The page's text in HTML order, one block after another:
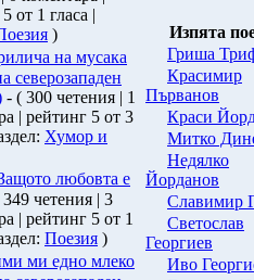
от 1 гласа |
)
на мусака
северозападен
- ( 300 четения | 1
| рейтинг 5 от 3
Хумор и
любовта е
четения | 3
| рейтинг 5 от 1
Поезия )
ми едно млеко
Изпята
Гриша
Красимир
Първанов
Краси
Митко
Нeдялко
Йорданов
Славимир
Светослав
Георгиев
Иво